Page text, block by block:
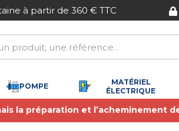
sécurisé
POMPE
MATÉRIEL
ÉLECTRIQUE
la préparation et l’acheminement